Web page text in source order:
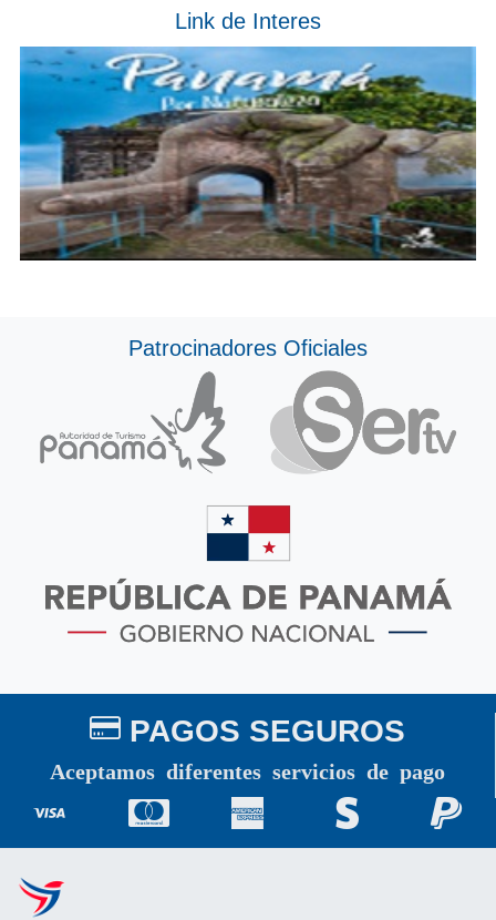
Link de Interes
Patrocinadores Oficiales
PAGOS SEGUROS
Aceptamos diferentes servicios de pago